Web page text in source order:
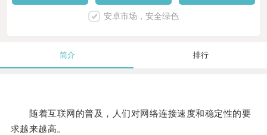
安卓市场，安全绿色
简介 排行
随着互联网的普及，人们对网络连接速度和稳定性的要
求越来越高。